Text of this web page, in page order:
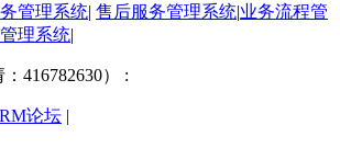
管理系统| 售后服务管理系统|业务流程管
理系统|
416782630） :
论坛 |